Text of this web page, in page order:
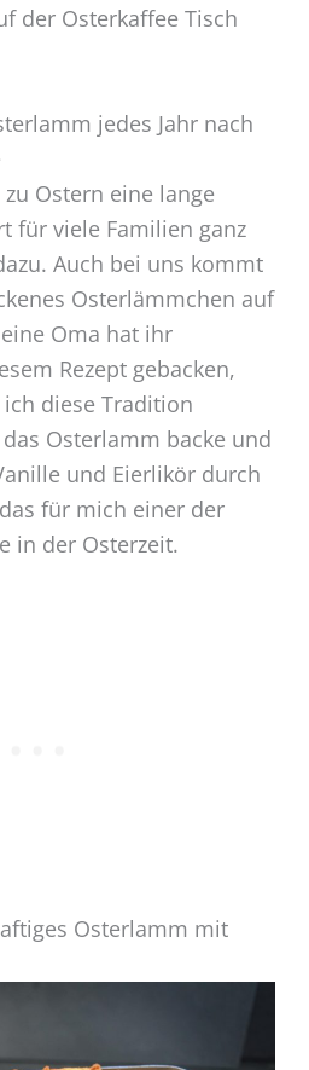
der Osterkaffee Tisch
jedes Jahr nach
Ostern eine lange
für viele Familien ganz
Auch bei uns kommt
Osterlämmchen auf
Oma hat ihr
Rezept gebacken,
diese Tradition
Osterlamm backe und
und Eierlikör durch
für mich einer der
in der Osterzeit.
Osterlamm mit